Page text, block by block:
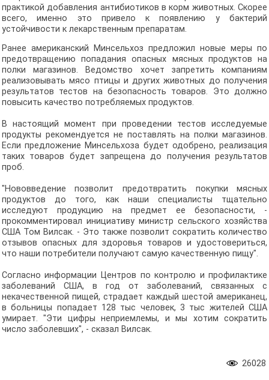
практикой добавления антибиотиков в корм животных. Скорее
всего, именно это привело к появлению у бактерий
устойчивости к лекарственным препаратам.
Ранее американский Минсельхоз предложил новые меры по
предотвращению попадания опасных мясных продуктов на
полки магазинов. Ведомство хочет запретить компаниям
реализовывать мясо птицы и других животных до получения
результатов тестов на безопасность товаров. Это должно
повысить качество потребляемых продуктов.
В настоящий момент при проведении тестов исследуемые
продукты рекомендуется не поставлять на полки магазинов.
Если предложение Минсельхоза будет одобрено, реализация
таких товаров будет запрещена до получения результатов
проб.
"Нововведение позволит предотвратить покупки мясных
продуктов до того, как наши специалисты тщательно
исследуют продукцию на предмет ее безопасности, -
прокомментировал инициативу министр сельского хозяйства
США Том Вилсак. - Это также позволит сократить количество
отзывов опасных для здоровья товаров и удостовериться,
что наши потребители получают самую качественную пищу".
Согласно информации Центров по контролю и профилактике
заболеваний США, в год от заболеваний, связанных с
некачественной пищей, страдает каждый шестой американец,
в больницы попадает 128 тыс человек, 3 тыс жителей США
умирает. "Эти цифры неприемлемы, и мы хотим сократить
число заболевших", - сказал Вилсак.
26028